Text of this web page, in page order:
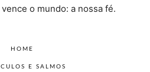
o mundo: a nossa fé.
HOME
E SALMOS